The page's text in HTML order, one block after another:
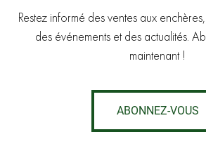
Restez informé des ventes aux
des événements et des actualités.
maintenant !
ABONNEZ-VOUS